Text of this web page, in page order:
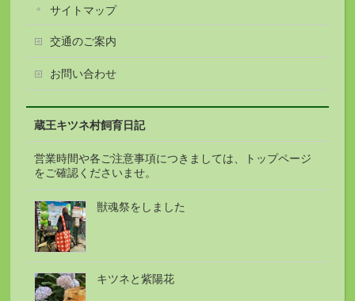
サイトマップ
交通のご案内
お問い合わせ
蔵王キツネ村飼育日記
営業時間や各ご注意事項につきましては、トップページ
をご確認くださいませ。
獣魂祭をしました
キツネと紫陽花